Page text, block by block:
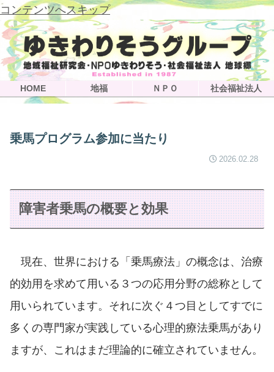
コンテンツへスキップ
HOME 地福 ＮＰＯ 社会福祉法人
乗馬プログラム参加に当たり
2026.02.28
障害者乗馬の概要と効果
現在、世界における「乗馬療法」の概念は、治療
的効用を求めて用いる３つの応用分野の総称として
用いられています。それに次ぐ４つ目としてすでに
多くの専門家が実践している心理的療法乗馬があり
ますが、これはまだ理論的に確立されていません。